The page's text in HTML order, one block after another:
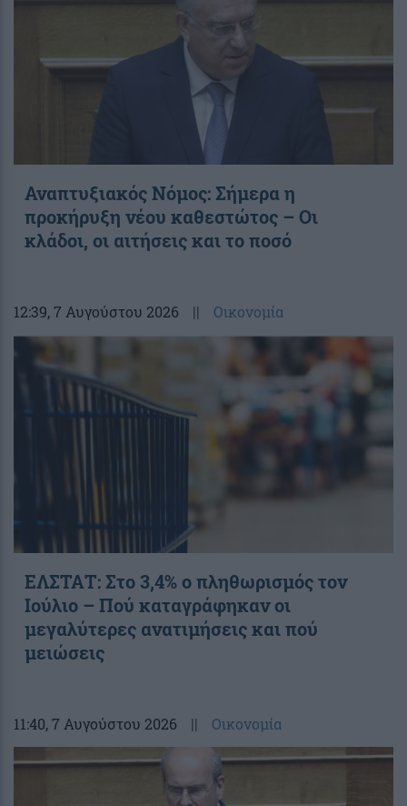
Αναπτυξιακός Νόμος: Σήμερα η
προκήρυξη νέου καθεστώτος – Οι
κλάδοι, οι αιτήσεις και το ποσό
12:39, 7 Αυγούστου 2026 || Οικονομία
ΕΛΣΤΑΤ: Στο 3,4% ο πληθωρισμός τον
Ιούλιο – Πού καταγράφηκαν οι
μεγαλύτερες ανατιμήσεις και πού
μειώσεις
11:40, 7 Αυγούστου 2026 || Οικονομία